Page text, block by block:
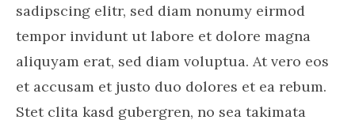
sadipscing elitr, sed diam nonumy eirmod
tempor invidunt ut labore et dolore magna
aliquyam erat, sed diam voluptua. At vero eos
et accusam et justo duo dolores et ea rebum.
Stet clita kasd gubergren, no sea takimata